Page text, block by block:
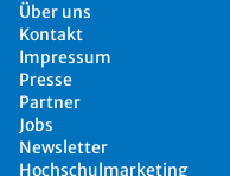
Über uns
Kontakt
Impressum
Presse
Partner
Jobs
Newsletter
Hochschulmarketing